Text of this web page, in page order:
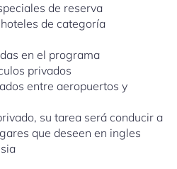
de reserva
de categoría
en el programa
privados
entre aeropuertos y
su tarea será conducir a
que deseen en ingles